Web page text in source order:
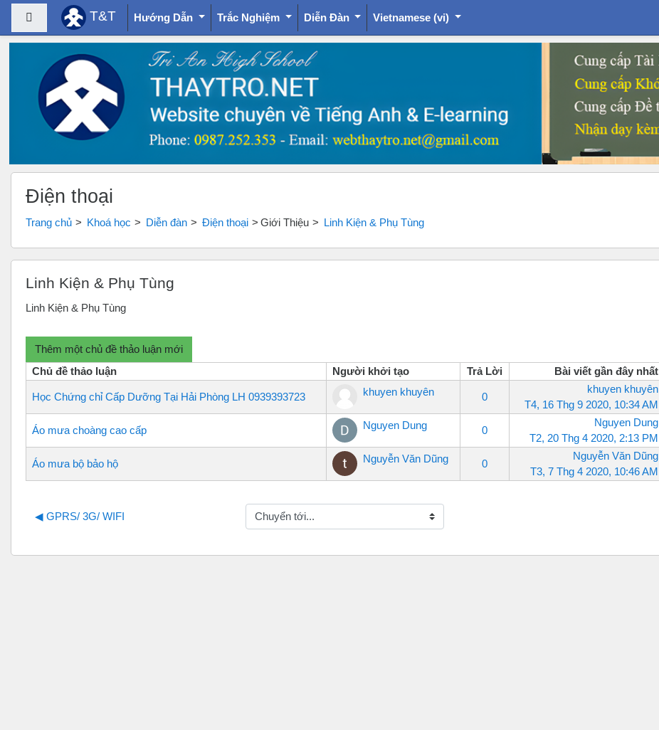
Chuyển tới nội dung chính
Bảng điều khiển cạnh
T&T Hướng Dẫn Trắc Nghiệm Diễn Đàn Vietnamese ‎(vi)‎
Điện thoại
Trang chủ Khoá học Diễn đàn Điện thoại Giới Thiệu Linh Kiện & Phụ Tùng
Linh Kiện & Phụ Tùng
Linh Kiện & Phụ Tùng
Thêm một chủ đề thảo luận mới
Chủ đề thảo luận
Người khởi tạo Trả Lời Bài viết gần đây nhất
Học Chứng chỉ Cấp Dưỡng Tại Hải Phòng LH 0939393723 khuyen khuyên 0
khuyen khuyên
T4, 16 Thg 9 2020, 10:34 AM
Áo mưa choàng cao cấp Nguyen Dung 0
Nguyen Dung
T2, 20 Thg 4 2020, 2:13 PM
Áo mưa bộ bảo hộ Nguyễn Văn Dũng 0
Nguyễn Văn Dũng
T3, 7 Thg 4 2020, 10:46 AM
◀︎ GPRS/ 3G/ WIFI Chuyển tới...